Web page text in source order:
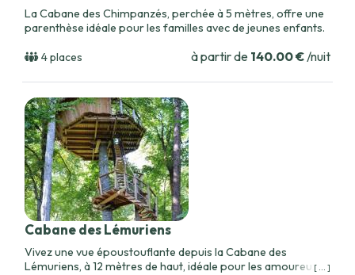
La Cabane des Chimpanzés, perchée à 5 mètres, offre une
parenthèse idéale pour les familles avec de jeunes enfants.
4 places à partir de 140.00 €/nuit
Cabane des Lémuriens
Vivez une vue époustouflante depuis la Cabane des
Lémuriens, à 12 mètres de haut, idéale pour les amoureux[ ... ]